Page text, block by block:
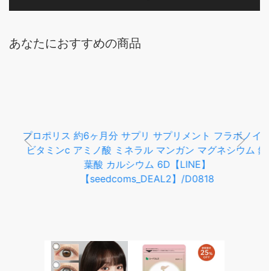
あなたにおすすめの商品
【seedcoms_DEAL2】/D0818